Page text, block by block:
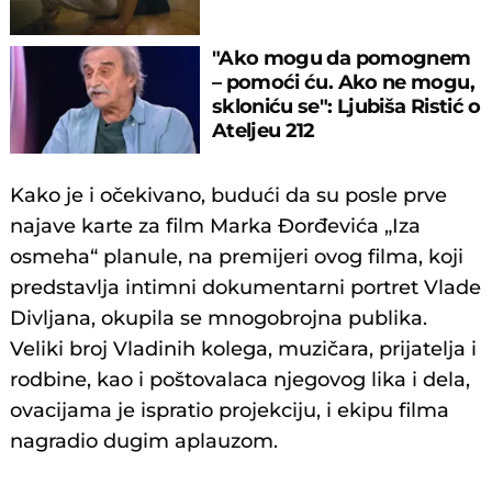
"Ako mogu da pomognem
– pomoći ću. Ako ne mogu,
skloniću se": Ljubiša Ristić o
Ateljeu 212
Kako je i očekivano, budući da su posle prve
najave karte za film Marka Đorđevića „Iza
osmeha“ planule, na premijeri ovog filma, koji
predstavlja intimni dokumentarni portret Vlade
Divljana, okupila se mnogobrojna publika.
Veliki broj Vladinih kolega, muzičara, prijatelja i
rodbine, kao i poštovalaca njegovog lika i dela,
ovacijama je ispratio projekciju, i ekipu filma
nagradio dugim aplauzom.